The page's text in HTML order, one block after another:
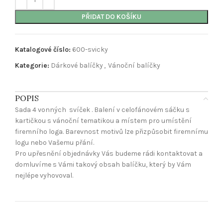
PŘIDAT DO KOŠÍKU
Katalogové číslo: 600-svicky
Kategorie: Dárkové balíčky, Vánoční balíčky
POPIS
Sada 4 vonných svíček . Balení v celofánovém sáčku s
kartičkou s vánoční tematikou a místem pro umístění
firemního loga. Barevnost motivů lze přizpůsobit firemnímu
logu nebo Vašemu přání.
Pro upřesnění objednávky Vás budeme rádi kontaktovat a
domluvíme s Vámi takový obsah balíčku, který by Vám
nejlépe vyhovoval.